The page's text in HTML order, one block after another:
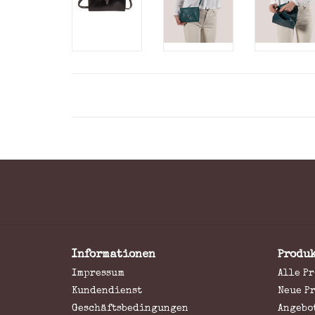
Informationen
Impressum
Kundendienst
Geschäftsbedingungen
Alle
Neue